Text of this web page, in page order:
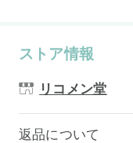
ストア情報
リコメン堂
返品について